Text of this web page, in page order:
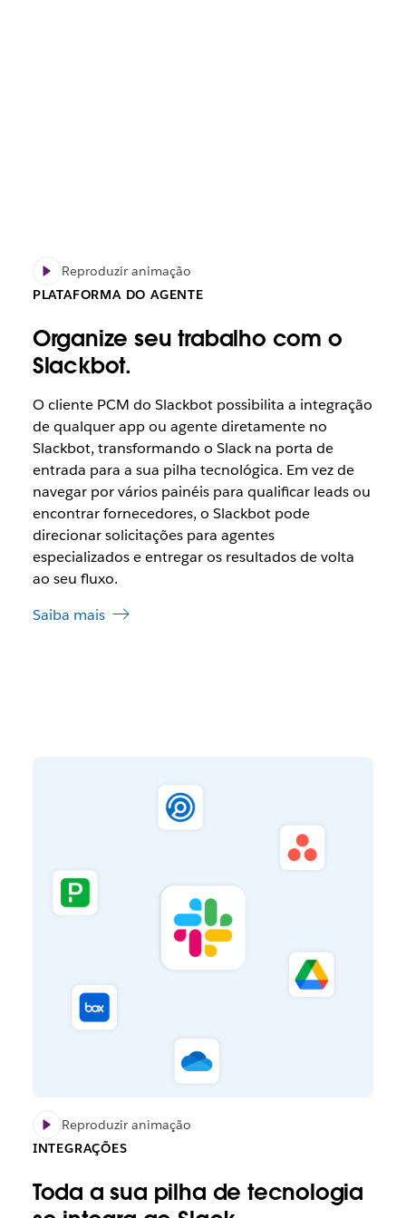
Reproduzir animação
PLATAFORMA DO AGENTE
Organize seu trabalho com o
Slackbot.
O cliente PCM do Slackbot possibilita a integração
de qualquer app ou agente diretamente no
Slackbot, transformando o Slack na porta de
entrada para a sua pilha tecnológica. Em vez de
navegar por vários painéis para qualificar leads ou
encontrar fornecedores, o Slackbot pode
direcionar solicitações para agentes
especializados e entregar os resultados de volta
ao seu fluxo.
Saiba mais
Reproduzir animação
INTEGRAÇÕES
Toda a sua pilha de tecnologia